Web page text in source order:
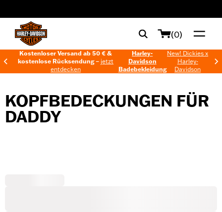
(0)
Kostenloser Versand ab 50 € &
kostenlose Rücksendung – jetzt
entdecken
Harley-
Davidson
Badebekleidung
New! Dickies x
Harley-
Davidson
KOPFBEDECKUNGEN FÜR
DADDY